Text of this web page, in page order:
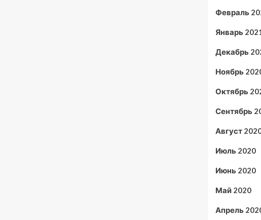
Февраль
Январь
Декабрь
Ноябрь
Октябрь
Сентябрь
Август
Июль 2020
Июнь 2020
Май 2020
Апрель